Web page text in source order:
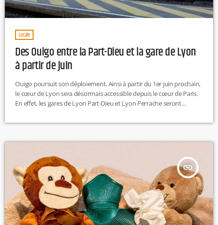
Locale
Des Ouigo entre la Part-Dieu et la gare de Lyon
à partir de juin
Ouigo poursuit son déploiement. Ainsi à partir du 1er juin prochain,
le cœur de Lyon sera désormais accessible depuis le cœur de Paris.
En effet, les gares de Lyon Part-Dieu et Lyon Perrache seront
pour les trajets au départ ou à l’arrivée de ces 2 gares dès le mois de
insert_link